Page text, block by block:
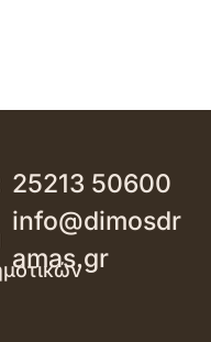
25213 50600
info@dimosdr
amas.gr